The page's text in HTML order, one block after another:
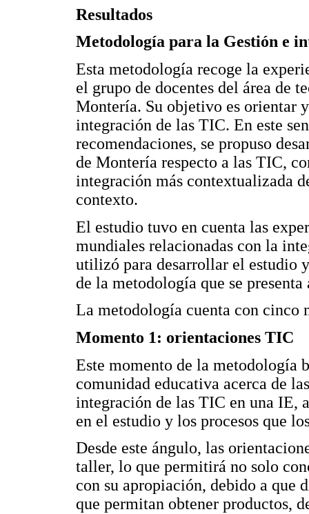
Resultados
Metodología para la Gestión e
Esta metodología recoge la
el grupo de docentes del área de
Montería. Su objetivo es orientar
integración de las TIC. En este
recomendaciones, se propuso
de Montería respecto a las TIC,
integración más contextualizada
contexto.
El estudio tuvo en cuenta las
mundiales relacionadas con la
utilizó para desarrollar el estudio
de la metodología que se
La metodología cuenta con cinco
Momento 1: orientaciones TIC
Este momento de la metodología
comunidad educativa acerca de
integración de las TIC en una IE,
en el estudio y los procesos que
Desde este ángulo, las
taller, lo que permitirá no solo
con su apropiación, debido a que
que permitan obtener productos,